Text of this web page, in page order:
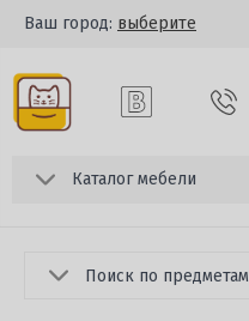
Ваш город: выберите
Каталог мебели
Поиск по предметам